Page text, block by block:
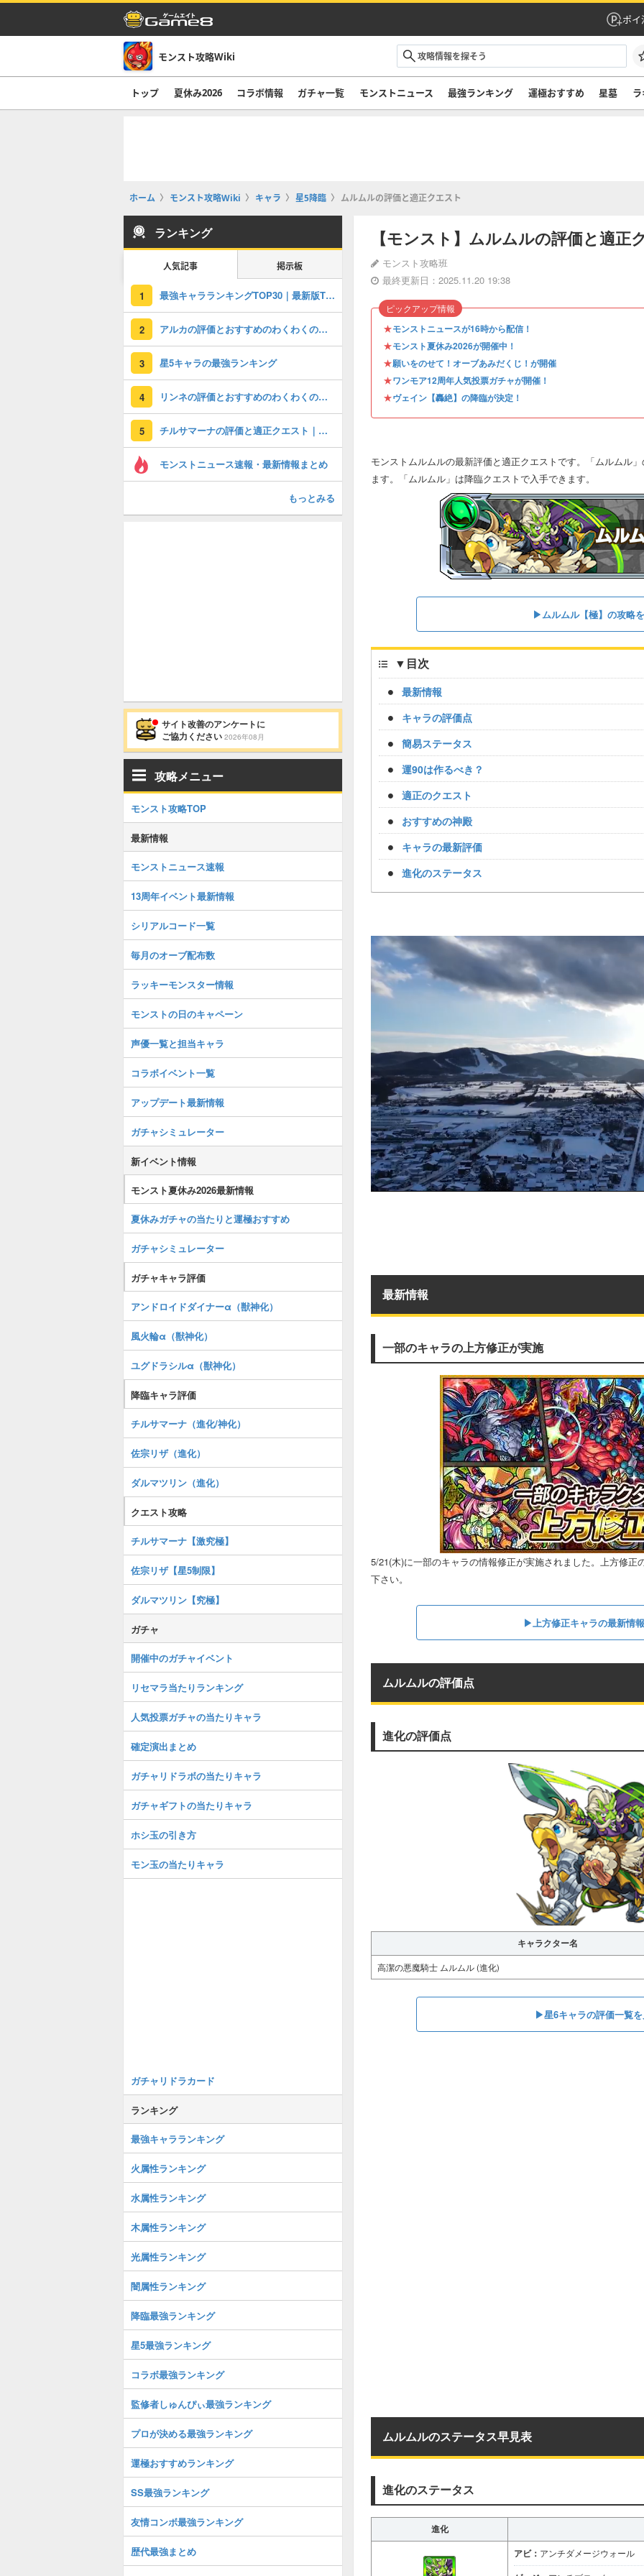
ポイ
モンスト攻略Wiki
トップ 夏休み2026 コラボ情報 ガチャ一覧 モンストニュース 最強ランキング 運極おすすめ 星墓
ホーム モンスト攻略Wiki キャラ 星5降臨 ムルムルの評価と適正クエスト
【モンスト】ムルムルの評価と適正
モンスト攻略班
最終更新日：2025.11.20 19:38
★モンストニュースが16時から配信！
★モンスト夏休み2026が開催中！
★願いをのせて！オーブあみだくじ！が開催
★ワンモア12周年人気投票ガチャが開催！
★ヴェイン【轟絶】の降臨が決定！
ピックアップ情報
モンストムルムルの最新評価と適正クエストです。「ムルムル
ます。「ムルムル」は降臨クエストで入手できます。
▶ムルムル【極】の攻略
▼ 目次
最新情報
キャラの評価点
簡易ステータス
運90は作るべき？
適正のクエスト
おすすめの神殿
キャラの最新評価
進化のステータス
最新情報
一部のキャラの上方修正が実施
5/21(木)に一部のキャラの情報修正が実施されました。上方修
下さい。
▶︎上方修正キャラの最新情
ムルムルの評価点
進化の評価点
キャラクター名
高潔の悪魔騎士 ムルムル (進化)
▶星6キャラの評価一覧
ムルムルのステータス早見表
進化のステータス
進化
アビ： アンチダメージウォール
ランキング
人気記事 掲示板
1 最強キャラランキングTOP30｜最新版Tier
2 アルカの評価とおすすめのわくわくの実｜どっちが強い？
3 星5キャラの最強ランキング
4 リンネの評価とおすすめのわくわくの実｜どっちが強い？
5 チルサマーナの評価と適正クエスト｜どっちがおすすめ？
モンストニュース速報・最新情報まとめ
もっとみる
サイト改善のアンケートに
ご協力ください 2026年08月
攻略メニュー
モンスト攻略TOP
最新情報
モンストニュース速報
13周年イベント最新情報
シリアルコード一覧
毎月のオーブ配布数
ラッキーモンスター情報
モンストの日のキャペーン
声優一覧と担当キャラ
コラボイベント一覧
アップデート最新情報
ガチャシミュレーター
新イベント情報
モンスト夏休み2026最新情報
夏休みガチャの当たりと運極おすすめ
ガチャシミュレーター
ガチャキャラ評価
アンドロイドダイナーα（獣神化）
風火輪α（獣神化）
ユグドラシルα（獣神化）
降臨キャラ評価
チルサマーナ（進化/神化）
佐宗リザ（進化）
ダルマツリン（進化）
クエスト攻略
チルサマーナ【激究極】
佐宗リザ【星5制限】
ダルマツリン【究極】
ガチャ
開催中のガチャイベント
リセマラ当たりランキング
人気投票ガチャの当たりキャラ
確定演出まとめ
ガチャリドラボの当たりキャラ
ガチャギフトの当たりキャラ
ホシ玉の引き方
モン玉の当たりキャラ
ガチャリドラカード
ランキング
最強キャラランキング
火属性ランキング
水属性ランキング
木属性ランキング
光属性ランキング
闇属性ランキング
降臨最強ランキング
星5最強ランキング
コラボ最強ランキング
監修者しゅんぴぃ最強ランキング
プロが決める最強ランキング
運極おすすめランキング
SS最強ランキング
友情コンボ最強ランキング
歴代最強まとめ